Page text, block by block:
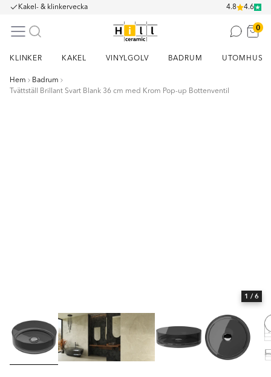
Kakel- & klinkervecka 4.8 4.6
0
KLINKER KAKEL VINYLGOLV BADRUM UTOMHUS
Hem
Badrum
Tvättställ Brillant Svart Blank 36 cm med Krom Pop-up Bottenventil
1 / 6